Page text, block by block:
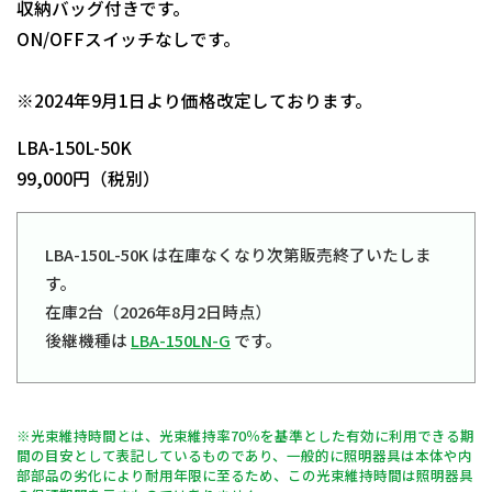
収納バッグ付きです。
ON/OFFスイッチなしです。
※2024年9月1日より価格改定しております。
LBA-150L-50K
99,000円（税別）
LBA-150L-50K は在庫なくなり次第販売終了いたしま
す。
在庫2台（2026年8月2日時点）
後継機種は LBA-150LN-G です。
※光束維持時間とは、光束維持率70％を基準とした有効に利用できる期
間の目安として表記しているものであり、一般的に照明器具は本体や内
部部品の劣化により耐用年限に至るため、この光束維持時間は照明器具